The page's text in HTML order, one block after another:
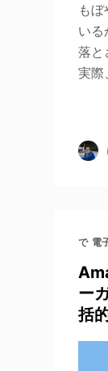
も
いる
落と
実際
で 電
ー
括